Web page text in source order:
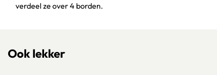
verdeel ze over 4 borden.
Ook lekker